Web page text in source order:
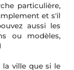
particulière,
et s'il
aussi les
ou modèles,
la ville que si le